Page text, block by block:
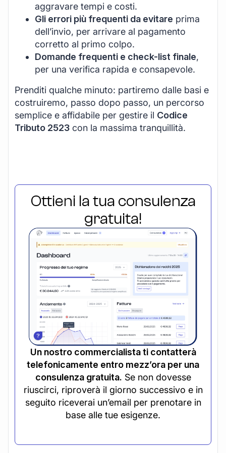
aggravare tempi e costi.
Gli errori più frequenti da evitare prima
dell’invio, per arrivare al pagamento
corretto al primo colpo.
Domande frequenti e check-list finale,
per una verifica rapida e consapevole.
Prenditi qualche minuto: partiremo dalle basi e
costruiremo, passo dopo passo, un percorso
semplice e affidabile per gestire il Codice
Tributo 2523 con la massima tranquillità.
Ottieni la tua consulenza
gratuita!
Un nostro commercialista ti contatterà
telefonicamente entro mezz’ora per una
consulenza gratuita. Se non dovesse
riuscirci, riproverà il giorno successivo e in
seguito riceverai un’email per prenotare in
base alle tue esigenze.